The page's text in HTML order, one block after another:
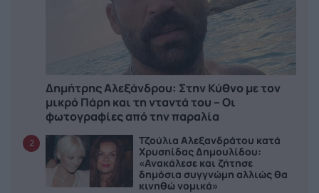
Δημήτρης Αλεξάνδρου: Στην Κύθνο με τον
μικρό Πάρη και τη νταντά του – Οι
φωτογραφίες από την παραλία
2
Τζούλια Αλεξανδράτου κατά
Χρυσηίδας Δημουλίδου:
«Ανακάλεσε και ζήτησε
δημόσια συγγνώμη αλλιώς θα
κινηθώ νομικά»